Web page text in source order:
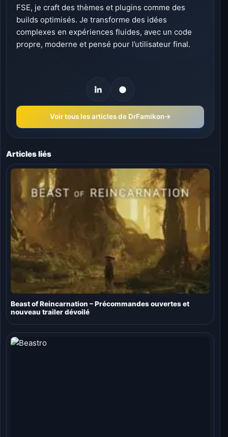
FSE, je craft des thèmes et plugins comme des
builds optimisés. Je transforme des idées
complexes en expériences fluides, avec un code
propre, moderne et pensé pour l’utilisateur final.
Voir tous les articles de DrFamikon→
Articles liés
Beast of Reincarnation – Précommandes ouvertes et
nouveau trailer dévoilé